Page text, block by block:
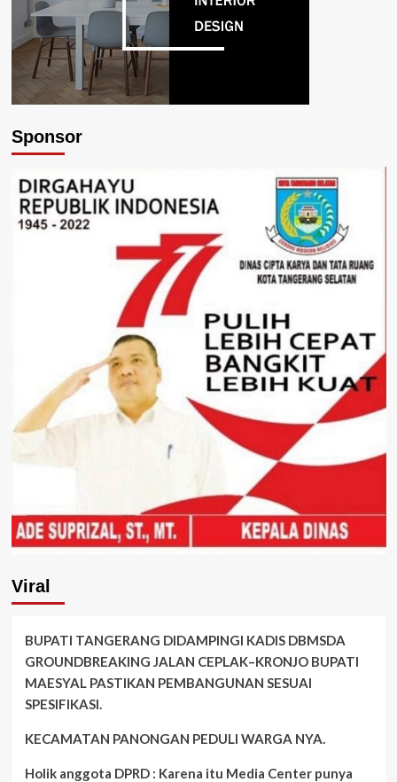
Sponsor
Viral
BUPATI TANGERANG DIDAMPINGI KADIS DBMSDA
GROUNDBREAKING JALAN CEPLAK–KRONJO BUPATI
MAESYAL PASTIKAN PEMBANGUNAN SESUAI
SPESIFIKASI.
KECAMATAN PANONGAN PEDULI WARGA NYA.
Holik anggota DPRD : Karena itu Media Center punya